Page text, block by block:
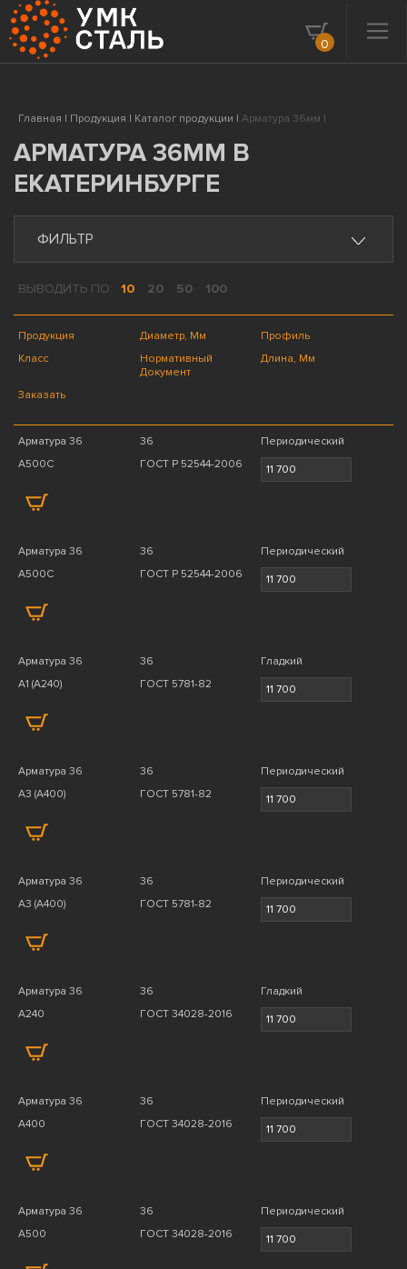
0
Главная | Продукция | Каталог продукции | Арматура 36мм |
АРМАТУРА 36ММ В
ЕКАТЕРИНБУРГЕ
ФИЛЬТР
ВЫВОДИТЬ ПО: 10 20 50 100
Продукция Диаметр, Мм
Профиль
Класс
Нормативный
Документ
Длина, Мм
Заказать
Арматура 36 36
Периодический
А500С
ГОСТ Р 52544-2006
Арматура 36 36
Периодический
А500С
ГОСТ Р 52544-2006
Арматура 36 36
Гладкий
A1 (А240)
ГОСТ 5781-82
Арматура 36 36
Периодический
A3 (А400)
ГОСТ 5781-82
Арматура 36 36
Периодический
A3 (А400)
ГОСТ 5781-82
Арматура 36 36
Гладкий
А240
ГОСТ 34028-2016
Арматура 36 36
Периодический
А400
ГОСТ 34028-2016
Арматура 36 36
Периодический
А500
ГОСТ 34028-2016